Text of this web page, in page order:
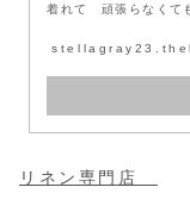
着れて 頑張らなくて
リネン専門店